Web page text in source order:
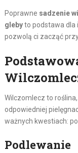
Poprawne sadzenie
glebyto podstawa dla
pozwolą ci zacząć
Wilczomlecz to
odpowiedniej
ważnych kwestiach:
Podlewanie